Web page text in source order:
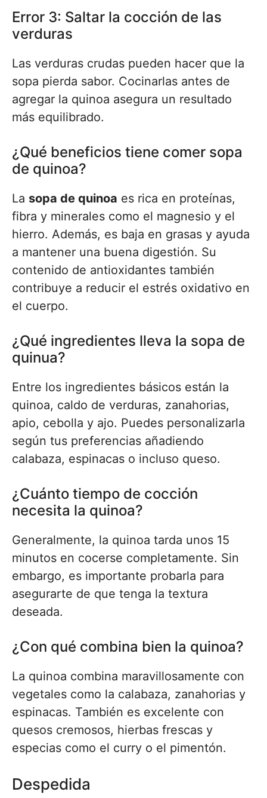
Error 3: Saltar la cocción de las
verduras
Las verduras crudas pueden hacer que la
sopa pierda sabor. Cocinarlas antes de
agregar la quinoa asegura un resultado
más equilibrado.
¿Qué beneficios tiene comer sopa
de quinoa?
La sopa de quinoa es rica en proteínas,
fibra y minerales como el magnesio y el
hierro. Además, es baja en grasas y ayuda
a mantener una buena digestión. Su
contenido de antioxidantes también
contribuye a reducir el estrés oxidativo en
el cuerpo.
¿Qué ingredientes lleva la sopa de
quinua?
Entre los ingredientes básicos están la
quinoa, caldo de verduras, zanahorias,
apio, cebolla y ajo. Puedes personalizarla
según tus preferencias añadiendo
calabaza, espinacas o incluso queso.
¿Cuánto tiempo de cocción
necesita la quinoa?
Generalmente, la quinoa tarda unos 15
minutos en cocerse completamente. Sin
embargo, es importante probarla para
asegurarte de que tenga la textura
deseada.
¿Con qué combina bien la quinoa?
La quinoa combina maravillosamente con
vegetales como la calabaza, zanahorias y
espinacas. También es excelente con
quesos cremosos, hierbas frescas y
especias como el curry o el pimentón.
Despedida